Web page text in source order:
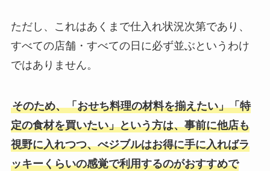
ただし、これはあくまで仕入れ状況次第であり、
すべての店舗・すべての日に必ず並ぶというわけ
ではありません。
そのため、「おせち料理の材料を揃えたい」「特
定の食材を買いたい」という方は、事前に他店も
視野に入れつつ、べジブルはお得に手に入ればラ
ッキーくらいの感覚で利用するのがおすすめで